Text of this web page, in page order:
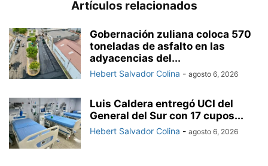
Artículos relacionados
Gobernación zuliana coloca 570
toneladas de asfalto en las
adyacencias del...
Hebert Salvador Colina - agosto 6, 2026
Luis Caldera entregó UCI del
General del Sur con 17 cupos...
Hebert Salvador Colina - agosto 6, 2026